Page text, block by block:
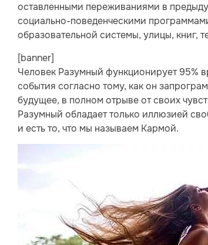
оставленными переживаниями в
социально-поведенческими
образовательной системы, улицы, книг,
[banner]
Человек Разумный функционирует 95%
события согласно тому, как он
будущее, в полном отрыве от своих
Разумный обладает только иллюзией
и есть то, что мы называем Кармой.